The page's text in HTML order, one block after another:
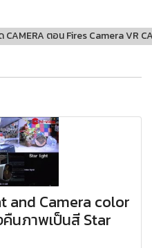
ตอน Fires Camera VR
and Camera color
นภาพเป็นสี Star